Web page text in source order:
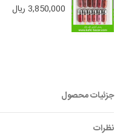
3,850,000 ریال
جزئیات محصول
نظرات